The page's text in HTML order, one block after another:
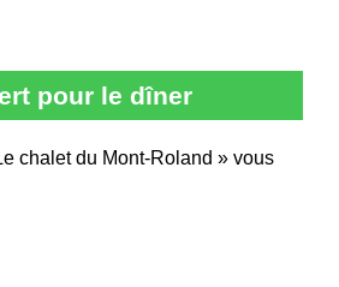
pour le dîner
chalet du Mont-Roland » vous